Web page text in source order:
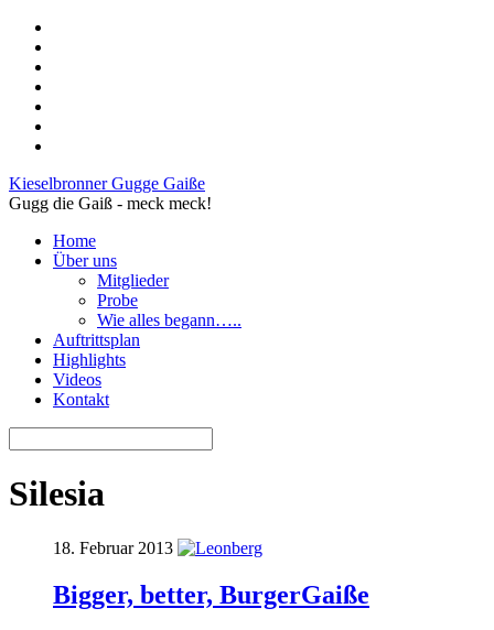
Kieselbronner Gugge Gaiße
Gugg die Gaiß - meck meck!
Home
Über uns
Mitglieder
Probe
Wie alles begann…..
Auftrittsplan
Highlights
Videos
Kontakt
Silesia
18. Februar 2013
Bigger, better, BurgerGaiße